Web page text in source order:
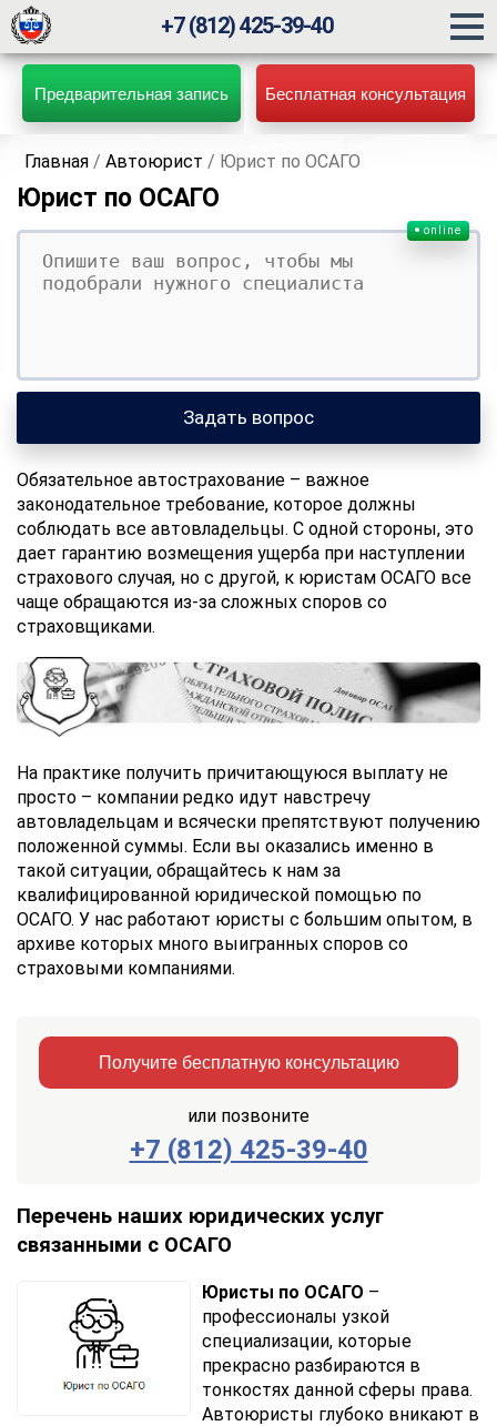
Предварительная запись Бесплатная консультация
+7 (812) 425-39-40
Главная /Автоюрист / Юрист по ОСАГО
Юрист по ОСАГО
Ваш вопрос
Ваше имя
Ваши контакты
online
Задать вопрос
Обязательное автострахование – важное
законодательное требование, которое должны
соблюдать все автовладельцы. С одной стороны, это
дает гарантию возмещения ущерба при наступлении
страхового случая, но с другой, к юристам ОСАГО все
чаще обращаются из-за сложных споров со
страховщиками.
На практике получить причитающуюся выплату не
просто – компании редко идут навстречу
автовладельцам и всячески препятствуют получению
положенной суммы. Если вы оказались именно в
такой ситуации, обращайтесь к нам за
квалифицированной юридической помощью по
ОСАГО. У нас работают юристы с большим опытом, в
архиве которых много выигранных споров со
страховыми компаниями.
Получите бесплатную консультацию
или позвоните
+7 (812) 425-39-40
Заказать
Отправляя
соглашаетесь
с
Правилами
обработки
персональных
Перечень наших юридических услуг
связанными с ОСАГО
Юристы по ОСАГО –
профессионалы узкой
специализации, которые
прекрасно разбираются в
тонкостях данной сферы права.
Автоюристы глубоко вникают в